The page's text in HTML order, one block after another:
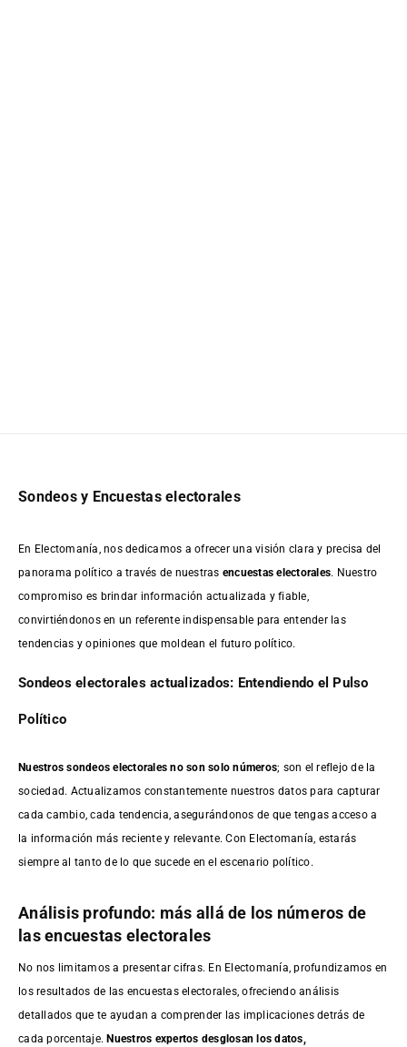
Sondeos y Encuestas electorales
En Electomanía, nos dedicamos a ofrecer una visión clara y precisa del
panorama político a través de nuestras encuestas electorales. Nuestro
compromiso es brindar información actualizada y fiable,
convirtiéndonos en un referente indispensable para entender las
tendencias y opiniones que moldean el futuro político.
Sondeos electorales actualizados: Entendiendo el Pulso
Político
Nuestros sondeos electorales no son solo números; son el reflejo de la
sociedad. Actualizamos constantemente nuestros datos para capturar
cada cambio, cada tendencia, asegurándonos de que tengas acceso a
la información más reciente y relevante. Con Electomanía, estarás
siempre al tanto de lo que sucede en el escenario político.
Análisis profundo: más allá de los números de
las encuestas electorales
No nos limitamos a presentar cifras. En Electomanía, profundizamos en
los resultados de las encuestas electorales, ofreciendo análisis
detallados que te ayudan a comprender las implicaciones detrás de
cada porcentaje. Nuestros expertos desglosan los datos,